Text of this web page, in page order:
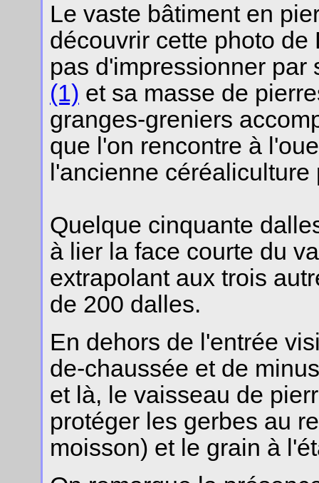
Le vaste bâtiment en
découvrir cette photo
pas d'impressionner par
(1) et sa masse de
granges-greniers
que l'on rencontre à
l'ancienne
Quelque cinquante
à lier la face courte du
extrapolant aux trois
de 200 dalles.
En dehors de l'entrée
de-chaussée et de
et là, le vaisseau de
protéger les gerbes au
moisson) et le grain à